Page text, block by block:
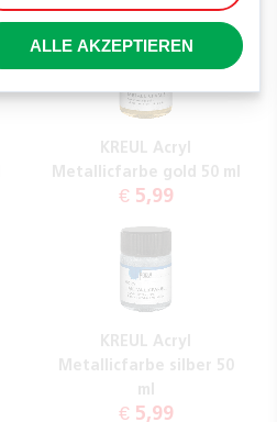
KREUL Acryl
Metallicfarbe gold 50 ml
€ 5,99
KREUL Acryl
Metallicfarbe silber 50
ml
€ 5,99
ALLE AKZEPTIEREN